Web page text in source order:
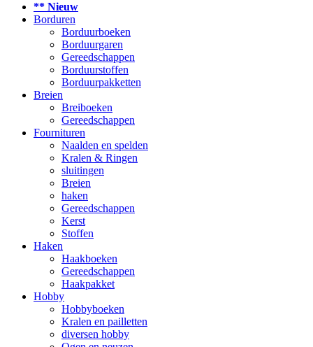
** Nieuw
Borduren
Borduurboeken
Borduurgaren
Gereedschappen
Borduurstoffen
Borduurpakketten
Breien
Breiboeken
Gereedschappen
Fournituren
Naalden en spelden
Kralen & Ringen
sluitingen
Breien
haken
Gereedschappen
Kerst
Stoffen
Haken
Haakboeken
Gereedschappen
Haakpakket
Hobby
Hobbyboeken
Kralen en pailletten
diversen hobby